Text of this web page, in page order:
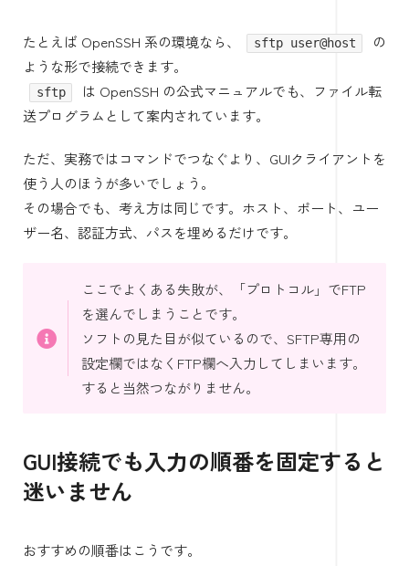
たとえば OpenSSH 系の環境なら、 sftp user@host
の
ような形で接続できます。
sftp
は OpenSSH の公式マニュアルでも、ファイル転
送プログラムとして案内されています。
ただ、実務ではコマンドでつなぐより、GUIクライアントを
使う人のほうが多いでしょう。
その場合でも、考え方は同じです。ホスト、ポート、ユー
ザー名、認証方式、パスを埋めるだけです。
ここでよくある失敗が、「プロトコル」でFTP
を選んでしまうことです。
ソフトの見た目が似ているので、SFTP専用の
設定欄ではなくFTP欄へ入力してしまいます。
すると当然つながりません。
GUI接続でも入力の順番を固定すると
迷いません
おすすめの順番はこうです。